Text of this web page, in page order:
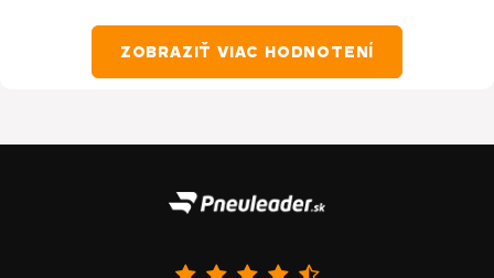
ZOBRAZIŤ VIAC HODNOTENÍ